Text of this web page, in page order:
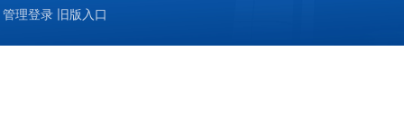
管理登录 旧版入口